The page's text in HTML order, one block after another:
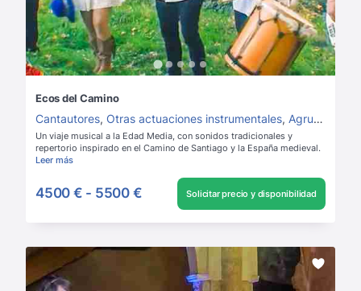
Ecos del Camino
Cantautores, Otras actuaciones instrumentales, Agrupaciones vocales
Un viaje musical a la Edad Media, con sonidos tradicionales y
repertorio inspirado en el Camino de Santiago y la España medieval.
Leer más
4500 € - 5500 € Solicitar precio y disponibilidad